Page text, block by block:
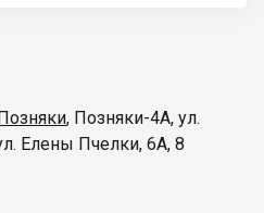
Позняки, Позняки-4А, ул.
Елены Пчелки, 6А, 8